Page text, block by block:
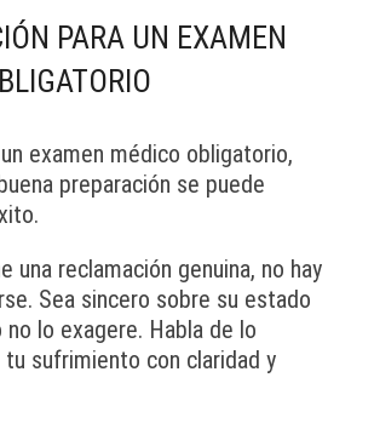
PARA UN EXAMEN
examen médico obligatorio,
preparación se puede
una reclamación genuina, no hay
Sea sincero sobre su estado
no lo exagere. Habla de lo
sufrimiento con claridad y